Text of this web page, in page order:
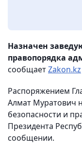
Назначен
правопорядка
сообщаетZakon.kz
Распоряжением
Алмат Муратович
безопасности и
Президента
сообщении.